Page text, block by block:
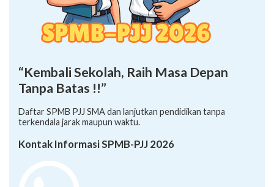
“Kembali Sekolah, Raih Masa Depan
Tanpa Batas !!”
Daftar SPMB PJJ SMA dan lanjutkan pendidikan tanpa
terkendala jarak maupun waktu.
Kontak Informasi SPMB-PJJ 2026